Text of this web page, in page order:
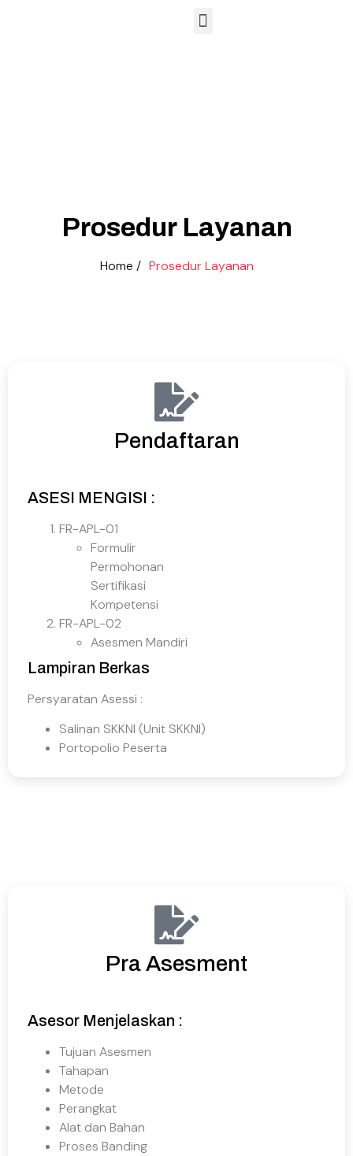
Prosedur Layanan
Home / Prosedur Layanan
Pendaftaran
ASESI MENGISI :
FR-APL-01
Formulir
Permohonan
Sertifikasi
Kompetensi
FR-APL-02
Asesmen Mandiri
Lampiran Berkas
Persyaratan Asessi :
Salinan SKKNI (Unit SKKNI)
Portopolio Peserta
Pra Asesment
Asesor Menjelaskan :
Tujuan Asesmen
Tahapan
Metode
Perangkat
Alat dan Bahan
Proses Banding